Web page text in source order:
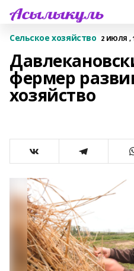
Сельское хозяйство 2 ИЮЛЯ ,
фермер
хозяйство